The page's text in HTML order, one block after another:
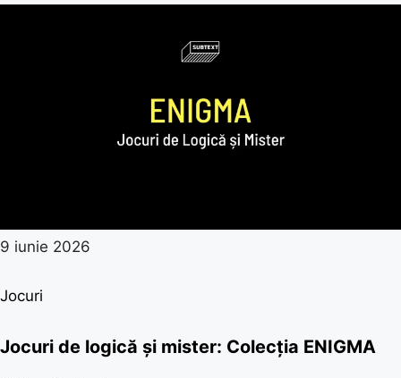
9 iunie 2026
Jocuri
Jocuri de logică și mister: Colecția ENIGMA